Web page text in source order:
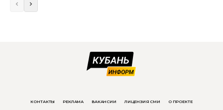
КОНТАКТЫ РЕКЛАМА ВАКАНСИИ ЛИЦЕНЗИЯ СМИ О ПРОЕКТЕ